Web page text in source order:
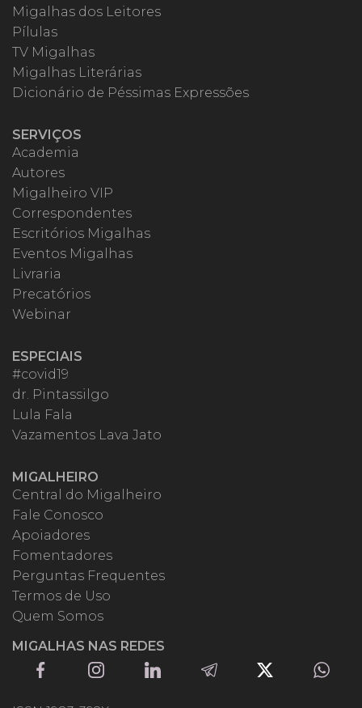
Migalhas dos Leitores
Pílulas
TV Migalhas
Migalhas Literárias
Dicionário de Péssimas Expressões
SERVIÇOS
Academia
Autores
Migalheiro VIP
Correspondentes
Escritórios Migalhas
Eventos Migalhas
Livraria
Precatórios
Webinar
ESPECIAIS
#covid19
dr. Pintassilgo
Lula Fala
Vazamentos Lava Jato
MIGALHEIRO
Central do Migalheiro
Fale Conosco
Apoiadores
Fomentadores
Perguntas Frequentes
Termos de Uso
Quem Somos
MIGALHAS NAS REDES